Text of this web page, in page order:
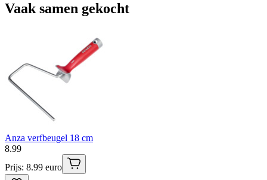
Vaak samen gekocht
Anza verfbeugel 18 cm
8.99
Prijs: 8.99 euro